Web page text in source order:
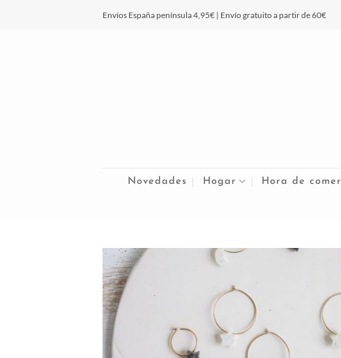
Envíos España península 4,95€ | Envío gratuito a partir de 60€
Novedades Hogar Hora de comer